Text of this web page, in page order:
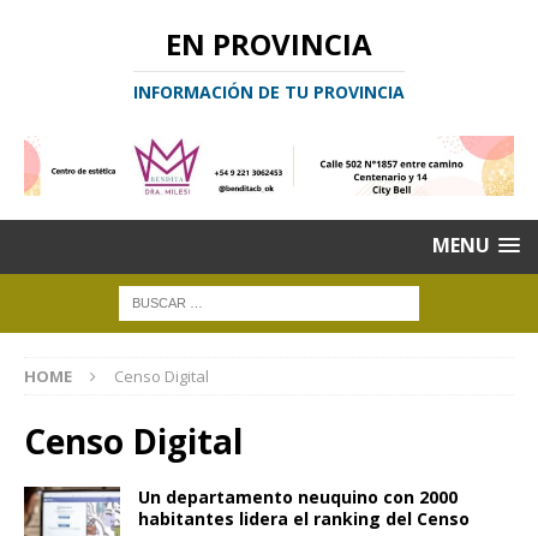
EN PROVINCIA
INFORMACIÓN DE TU PROVINCIA
MENU
HOME Censo Digital
Censo Digital
Un departamento neuquino con 2000
habitantes lidera el ranking del Censo